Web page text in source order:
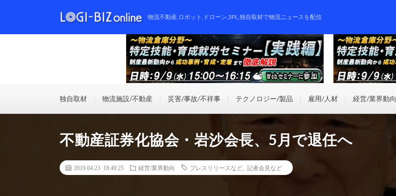
物流不動産,ロボット,ドローン,3PL,独自取材で物流ニュースを配信
独自取材 物流施設/不動産 災害/事故/不祥事 テクノロジー/製品 雇用/人材 経営/業界動向
不動産証券化協会・岩沙会長、5月で退任へ
2019.04.23 18:49:25 経営/業界動向 プレスリリースなど 記者会見など